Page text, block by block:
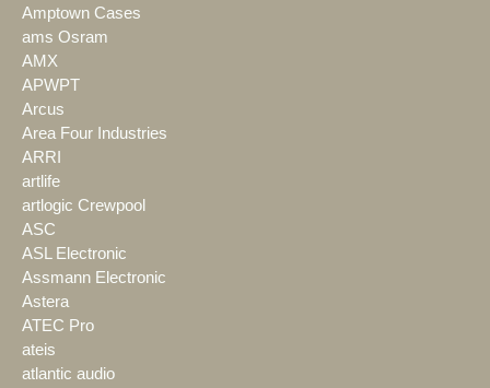
Amptown Cases
ams Osram
AMX
APWPT
Arcus
Area Four Industries
ARRI
artlife
artlogic Crewpool
ASC
ASL Electronic
Assmann Electronic
Astera
ATEC Pro
ateis
atlantic audio